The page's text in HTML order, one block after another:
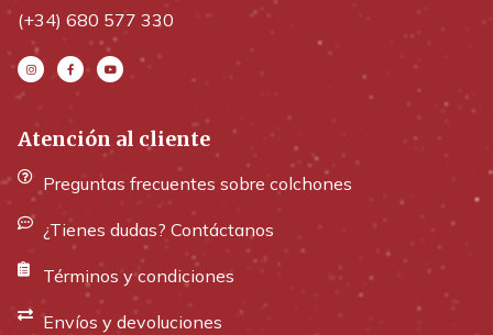
(+34) 680 577 330
Atención al cliente
Preguntas frecuentes sobre colchones
¿Tienes dudas? Contáctanos
Términos y condiciones
Envíos y devoluciones